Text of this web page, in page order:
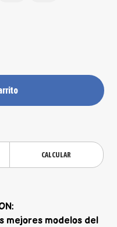
CALCULAR
mejores modelos del